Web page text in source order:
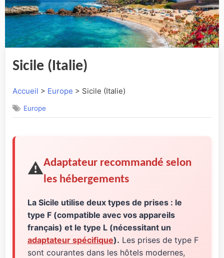
Sicile (Italie)
Accueil > Europe > Sicile (Italie)
Europe
⚠️Adaptateur recommandé selon
les hébergements
La Sicile utilise deux types de prises : le
type F (compatible avec vos appareils
français) et le type L (nécessitant un
adaptateur spécifique). Les prises de type F
sont courantes dans les hôtels modernes,